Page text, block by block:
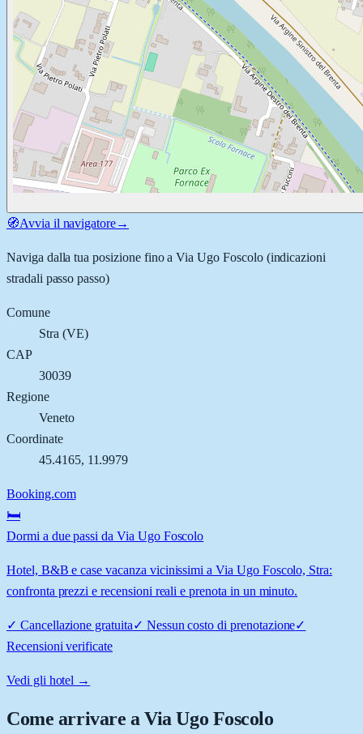
🧭Avvia il navigatore→
Naviga dalla tua posizione fino aVia Ugo Foscolo(indicazioni
stradali passo passo)
Comune
Stra (VE)
CAP
30039
Regione
Veneto
Coordinate
45.4165, 11.9979
Booking.com
🛏️
Dormi a due passi da Via Ugo Foscolo
Hotel, B&B e case vacanza vicinissimi a Via Ugo Foscolo, Stra:
confronta prezzi e recensioni reali e prenota in un minuto.
✓ Cancellazione gratuita✓ Nessun costo di prenotazione✓
Recensioni verificate
Vedi gli hotel →
Come arrivare aVia Ugo Foscolo